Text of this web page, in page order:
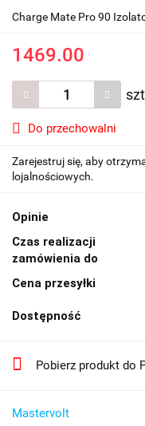
Charge Mate Pro 90
1469.00
Do przechowalni
Zarejestruj się, aby
lojalnościowych.
Opinie
Czas realizacji
zamówienia do
Cena przesyłki
Dostępność
Pobierz produkt do
Mastervolt